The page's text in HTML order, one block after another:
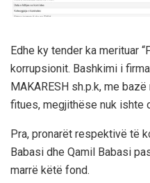
Edhe ky tender ka merituar
korrupsionit. Bashkimi i
MAKARESH sh.p.k, me
fitues, megjithëse nuk ishte
Pra, pronarët respektivë të
Babasi dhe Qamil Babasi
marrë këtë fond.